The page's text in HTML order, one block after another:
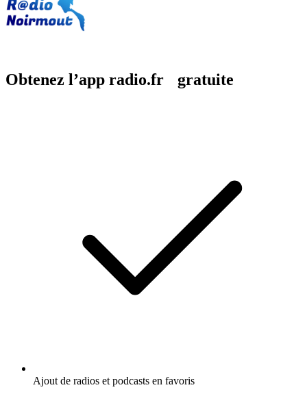
Obtenez l’app radio.fr gratuite
Ajout de radios et podcasts en favoris